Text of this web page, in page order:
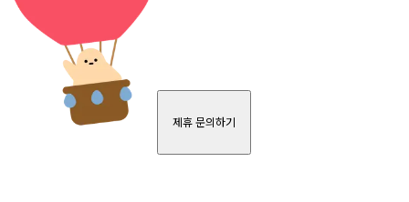
제휴 문의하기